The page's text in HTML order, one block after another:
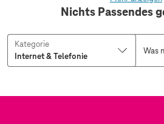
Nichts Passendes
Kategorie